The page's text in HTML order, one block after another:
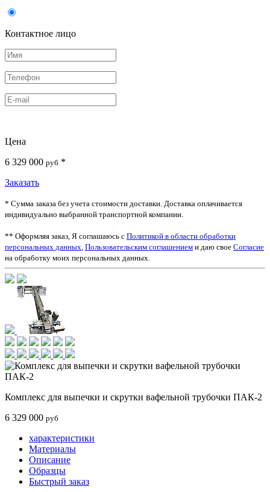
Контактное лицо
Цена
6 329 000 руб *
Заказать
* Сумма заказа без учета стоимости доставки. Доставка оплачивается
индивидуально выбранной транспортной компании.
** Оформляя заказ, Я соглашаюсь с Политикой в области обработки
персональных данных, Пользовательским соглашением и даю свое Согласие
на обработку моих персональных данных.
Комплекс для выпечки и скрутки вафельной трубочки ПАК-2
6 329 000 руб
характеристики
Материалы
Описание
Образцы
Быстрый заказ